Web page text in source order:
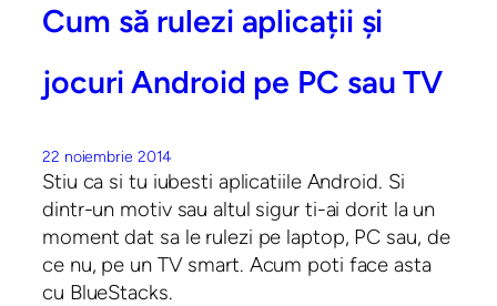
Cum să rulezi aplicații și
jocuri Android pe PC sau TV
22 noiembrie 2014
Stiu ca si tu iubesti aplicatiile Android. Si
dintr-un motiv sau altul sigur ti-ai dorit la un
moment dat sa le rulezi pe laptop, PC sau, de
ce nu, pe un TV smart. Acum poti face asta
cu BlueStacks.